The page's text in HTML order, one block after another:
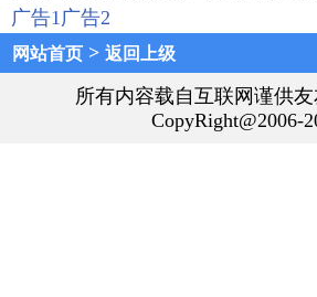
广告1广告2
网站首页 > 返回上级
所有内容载自互联网谨供
CopyRight@2006-